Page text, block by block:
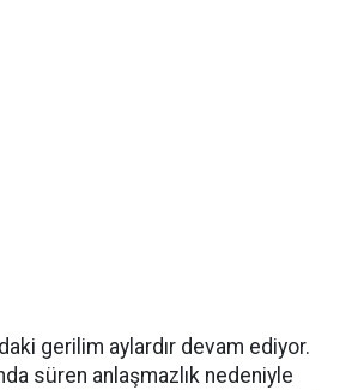
gerilim aylardır devam ediyor.
süren anlaşmazlık nedeniyle